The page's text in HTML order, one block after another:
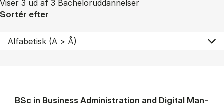
Viser 3 ud af 3 Bacheloruddannelser
Sortér efter
BSc in Busi­ness Ad­min­is­tra­tion and Di­git­al Man­